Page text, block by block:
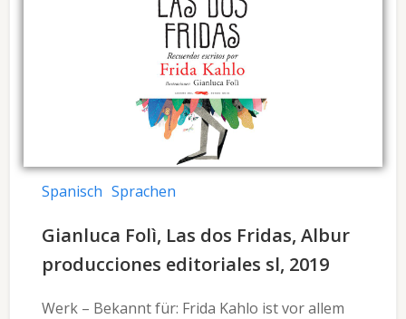
Spanisch Sprachen
Gianluca Folì, Las dos Fridas, Albur
producciones editoriales sl, 2019
Werk – Bekannt für: Frida Kahlo ist vor allem